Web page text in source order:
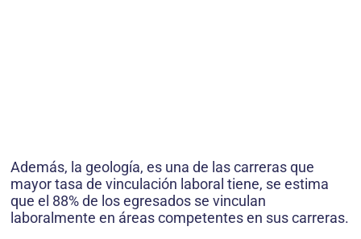
Además, la geología, es una de las carreras que
mayor tasa de vinculación laboral tiene, se estima
que el 88% de los egresados se vinculan
laboralmente en áreas competentes en sus carreras.